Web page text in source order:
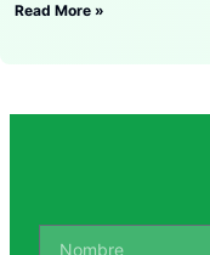
Read More »